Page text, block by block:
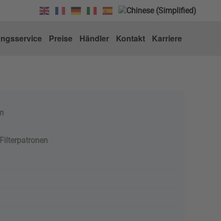
Preise Händler Kontakt Karriere